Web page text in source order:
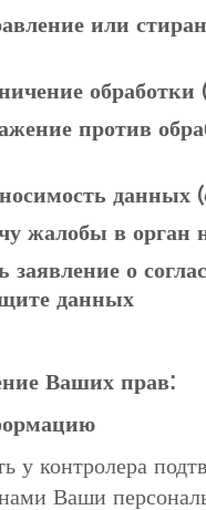
или
обработки
против
данных
жалобы в орган
заявление о
данных
Ваших прав:
у контролера
Ваши